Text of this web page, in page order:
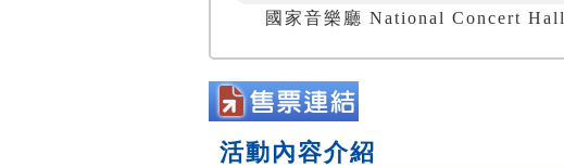
國家音樂廳 National Concert Hall
活動內容介紹